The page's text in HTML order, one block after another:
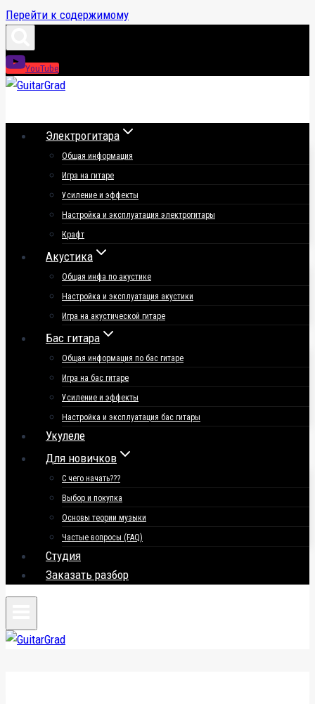
Перейти к содержимому
YouTube
Электрогитара
Общая информация
Игра на гитаре
Усиление и эффекты
Настройка и эксплуатация электрогитары
Крафт
Акустика
Общая инфа по акустике
Настройка и эксплуатация акустики
Игра на акустической гитаре
Бас гитара
Общая информация по бас гитаре
Игра на бас гитаре
Усиление и эффекты
Настройка и эксплуатация бас гитары
Укулеле
Для новичков
С чего начать???
Выбор и покупка
Основы теории музыки
Частые вопросы (FAQ)
Студия
Заказать разбор